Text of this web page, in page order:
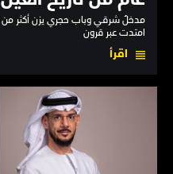
امتدت عبر قرون
اقرأ